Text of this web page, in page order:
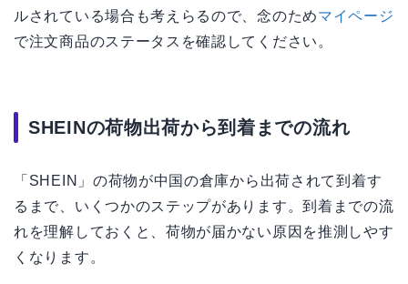
ルされている場合も考えらるので、念のためマイページ
で注文商品のステータスを確認してください。
SHEINの荷物出荷から到着までの流れ
「SHEIN」の荷物が中国の倉庫から出荷されて到着す
るまで、いくつかのステップがあります。到着までの流
れを理解しておくと、荷物が届かない原因を推測しやす
くなります。